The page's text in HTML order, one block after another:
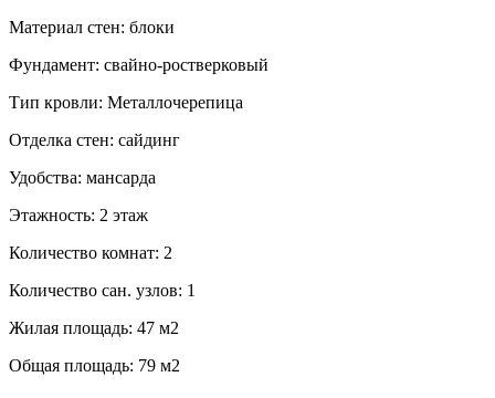
Материал стен: блоки
Фундамент: свайно-ростверковый
Тип кровли: Металлочерепица
Отделка стен: сайдинг
Удобства: мансарда
Этажность: 2 этаж
Количество комнат: 2
Количество сан. узлов: 1
Жилая площадь: 47 м2
Общая площадь: 79 м2